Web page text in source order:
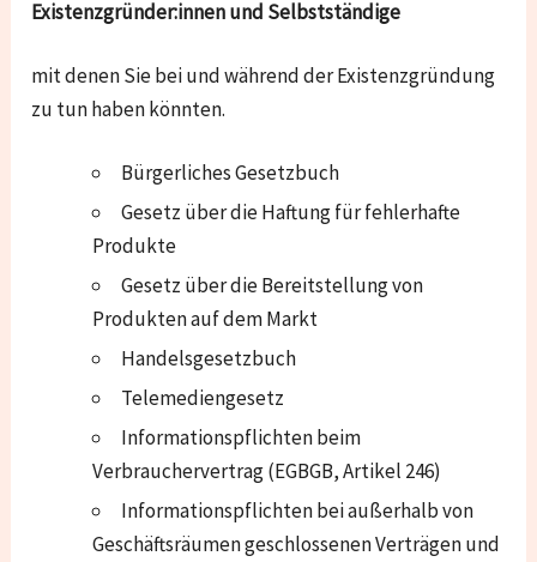
Existenzgründer:innen und Selbstständige
mit denen Sie bei und während der Existenzgründung
zu tun haben könnten.
Bürgerliches Gesetzbuch
Gesetz über die Haftung für fehlerhafte
Produkte
Gesetz über die Bereitstellung von
Produkten auf dem Markt
Handelsgesetzbuch
Telemediengesetz
Informationspflichten beim
Verbrauchervertrag (EGBGB, Artikel 246)
Informationspflichten bei außerhalb von
Geschäftsräumen geschlossenen Verträgen und